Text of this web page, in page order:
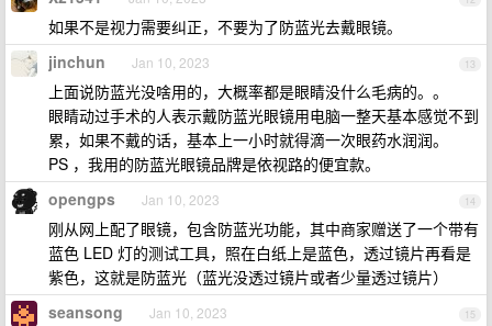
如果不是视力需要纠正，不要为了防蓝光去戴眼镜。
13
jinchun Jan 10, 2023
上面说防蓝光没啥用的，大概率都是眼睛没什么毛病的。。
眼睛动过手术的人表示戴防蓝光眼镜用电脑一整天基本感觉不到
累，如果不戴的话，基本上一小时就得滴一次眼药水润润。
PS ，我用的防蓝光眼镜品牌是依视路的便宜款。
14
opengps Jan 10, 2023
刚从网上配了眼镜，包含防蓝光功能，其中商家赠送了一个带有
蓝色 LED 灯的测试工具，照在白纸上是蓝色，透过镜片再看是
紫色，这就是防蓝光（蓝光没透过镜片或者少量透过镜片）
15
seansong Jan 10, 2023